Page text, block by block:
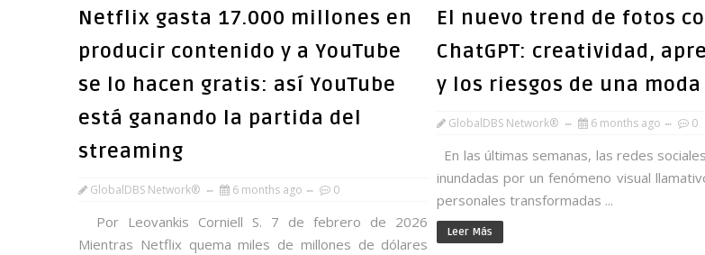
Netflix gasta 17.000 millones en
producir contenido y a YouTube
se lo hacen gratis: así YouTube
está ganando la partida del
streaming
GlobalDBS Network® 6 months ago 0
Por Leovankis Corniell S. 7 de febrero de 2026
Mientras Netflix quema miles de millones de dólares
El nuevo trend de fotos
ChatGPT: creatividad,
y los riesgos de una
GlobalDBS Network® 6 months ago 0
En las últimas semanas, las redes
inundadas por un fenómeno visual
personales transformadas ...
Leer Más